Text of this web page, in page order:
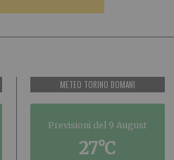
METEO TORINO DOMANI
Previsioni del 9 August
27°C